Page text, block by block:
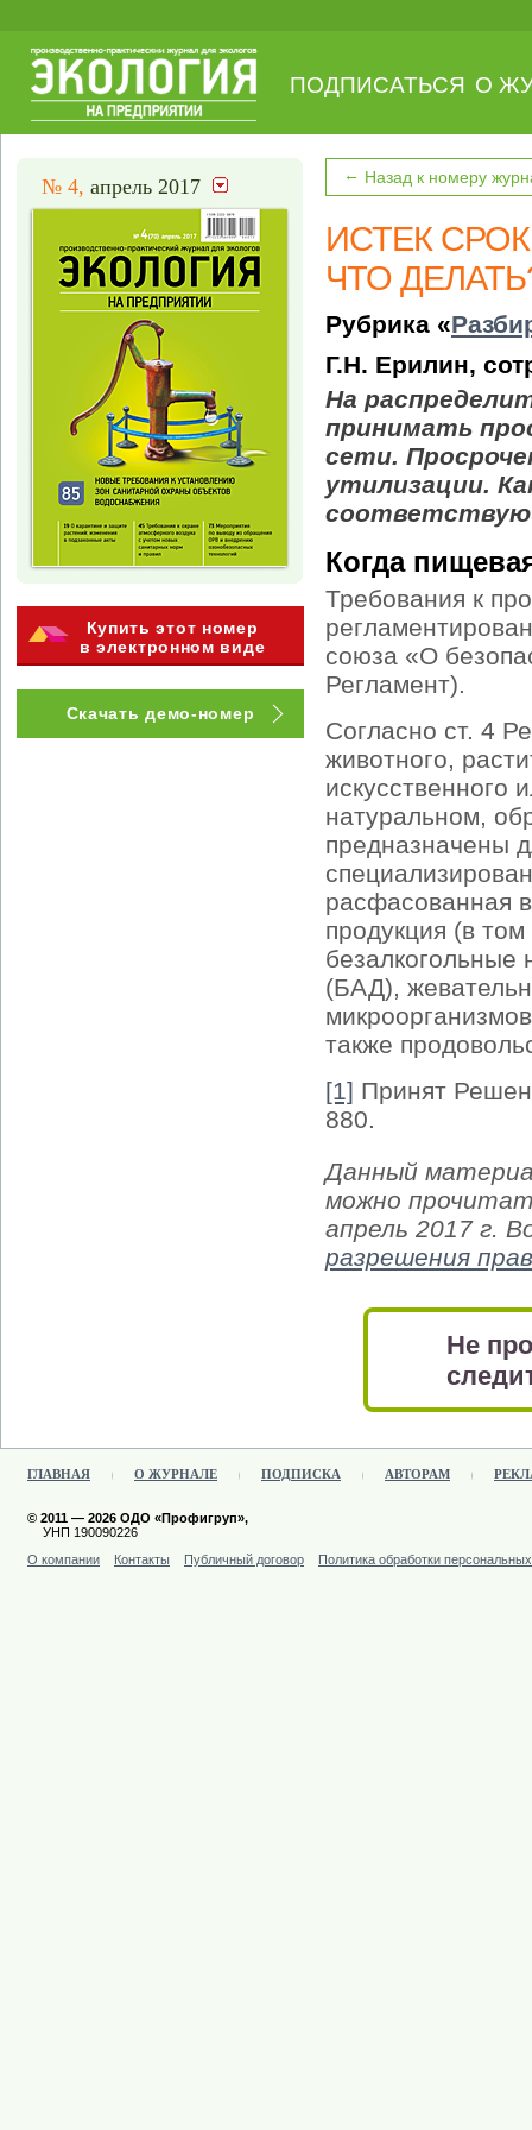
ПОДПИСАТЬСЯ О
№ 4, апрель 2017
Купить этот номер
в электронном виде
Скачать демо-номер
← Назад к номеру
ИСТЕК
ЧТО
Рубрика «
Г.Н. Ерилин,
На
принимать
сети.
утилизации.
Когда
Требования к
союза «О
Регламент).
Согласно ст. 4
животного,
искусственного
натуральном,
предназначены
расфасованная
продукция (в
безалкогольные
(БАД),
также
[1] Принят
880.
Данный
можно
апрель 2017 г.
разрешения
Не
ГЛАВНАЯ О ЖУРНАЛЕ ПОДПИСКА АВТОРАМ
© 2011 — 2026 ОДО «Профигруп»,
УНП 190090226
О компании
Контакты Публичный договор Политика обработки